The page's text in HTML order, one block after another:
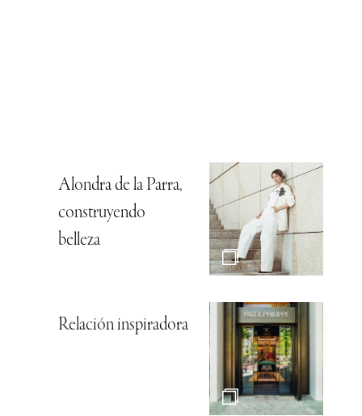
Alondra de la Parra,
construyendo
belleza
Relación inspiradora